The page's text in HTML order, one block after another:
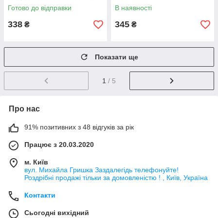
Готово до відправки
338 ₴
В наявності
345 ₴
Показати ще
1 / 5
Про нас
91% позитивних з 48 відгуків за рік
Працює з 20.03.2020
м. Київ
вул. Михайла Гришка Заздалегiдь телефонуйте!
Роздрібні продажі тiльки за домовленістю ! , Київ, Україна
Контакти
Сьогодні вихідний